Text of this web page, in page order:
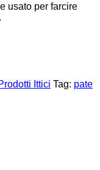
usato per farcire
Ittici Tag: pate